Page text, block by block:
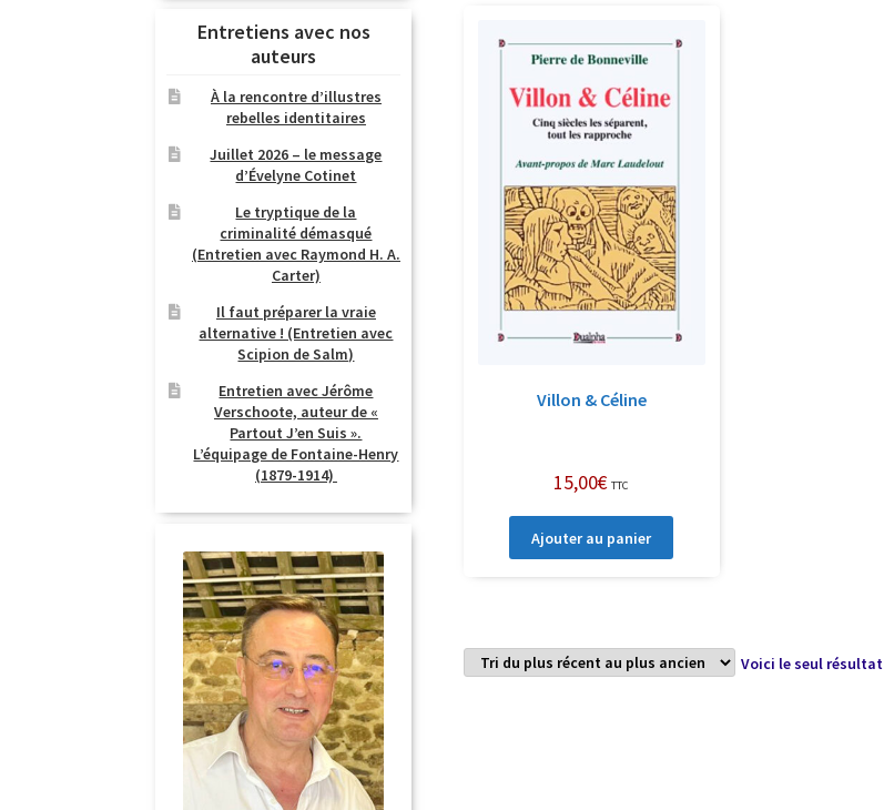
Villon & Céline
15,00€ TTC
Ajouter au panier
Voici le seul résultat
Entretiens avec nos
auteurs
À la rencontre d’illustres
rebelles identitaires
Juillet 2026 – le message
d’Évelyne Cotinet
Le tryptique de la
criminalité démasqué
(Entretien avec Raymond H. A.
Carter)
Il faut préparer la vraie
alternative ! (Entretien avec
Scipion de Salm)
Entretien avec Jérôme
Verschoote, auteur de «
Partout J’en Suis ».
L’équipage de Fontaine-Henry
(1879-1914)